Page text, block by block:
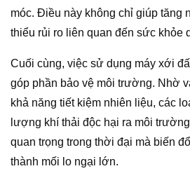
móc. Điều này không chỉ giúp tăng
thiểu rủi ro liên quan đến sức khỏe
Cuối cùng, việc sử dụng máy xới
góp phần bảo vệ môi trường. Nhờ
khả năng tiết kiệm nhiên liệu, các
lượng khí thải độc hại ra môi
quan trọng trong thời đại mà biến
thành mối lo ngại lớn.